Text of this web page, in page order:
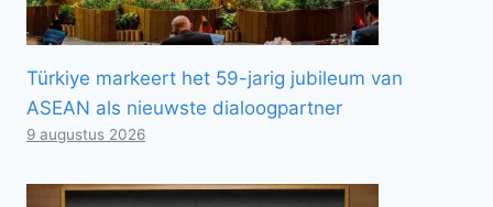
Türkiye markeert het 59-jarig jubileum van
ASEAN als nieuwste dialoogpartner
9 augustus 2026